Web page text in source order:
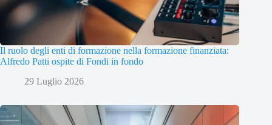
Il ruolo degli enti di formazione nella formazione finanziata:
Alfredo Patti ospite di Fondi in fondo
29 Luglio 2026